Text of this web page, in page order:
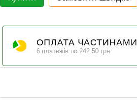
ОПЛАТА ЧАСТИНАМИ
6 платежів по 242.50 грн